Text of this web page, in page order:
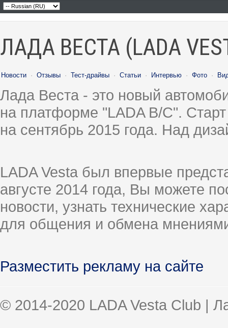
ЛАДА ВЕСТА (LADA
Новости · Отзывы · Тест-драйвы · Статьи · Интервью · Фото ·
Лада Веста - это новый
на платформе "LADA B/C".
на сентябрь 2015 года. Над
LADA Vesta был впервые
августе 2014 года, Вы можете
новости, узнать технические
для общения и обмена
Разместить рекламу на сайте
© 2014-2020 LADA Vesta Club |